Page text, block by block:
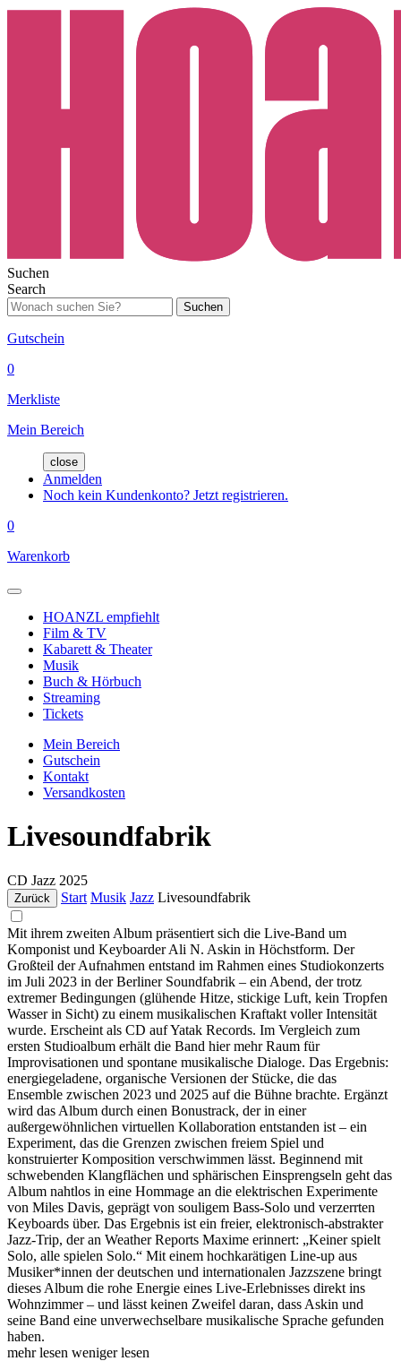
Suchen
Search
Suchen
Gutschein
0
Merkliste
Mein Bereich
close
Anmelden
Noch kein Kundenkonto? Jetzt registrieren.
0
Warenkorb
HOANZL empfiehlt
Film & TV
Kabarett & Theater
Musik
Buch & Hörbuch
Streaming
Tickets
Mein Bereich
Gutschein
Kontakt
Versandkosten
Livesoundfabrik
CD Jazz 2025
Zurück Start Musik Jazz Livesoundfabrik
Mit ihrem zweiten Album präsentiert sich die Live-Band um
Komponist und Keyboarder Ali N. Askin in Höchstform. Der
Großteil der Aufnahmen entstand im Rahmen eines Studiokonzerts
im Juli 2023 in der Berliner Soundfabrik – ein Abend, der trotz
extremer Bedingungen (glühende Hitze, stickige Luft, kein Tropfen
Wasser in Sicht) zu einem musikalischen Kraftakt voller Intensität
wurde. Erscheint als CD auf Yatak Records. Im Vergleich zum
ersten Studioalbum erhält die Band hier mehr Raum für
Improvisationen und spontane musikalische Dialoge. Das Ergebnis:
energiegeladene, organische Versionen der Stücke, die das
Ensemble zwischen 2023 und 2025 auf die Bühne brachte. Ergänzt
wird das Album durch einen Bonustrack, der in einer
außergewöhnlichen virtuellen Kollaboration entstanden ist – ein
Experiment, das die Grenzen zwischen freiem Spiel und
konstruierter Komposition verschwimmen lässt. Beginnend mit
schwebenden Klangflächen und sphärischen Einsprengseln geht das
Album nahtlos in eine Hommage an die elektrischen Experimente
von Miles Davis, geprägt von souligem Bass-Solo und verzerrten
Keyboards über. Das Ergebnis ist ein freier, elektronisch-abstrakter
Jazz-Trip, der an Weather Reports Maxime erinnert: „Keiner spielt
Solo, alle spielen Solo.“ Mit einem hochkarätigen Line-up aus
Musiker*innen der deutschen und internationalen Jazzszene bringt
dieses Album die rohe Energie eines Live-Erlebnisses direkt ins
Wohnzimmer – und lässt keinen Zweifel daran, dass Askin und
seine Band eine unverwechselbare musikalische Sprache gefunden
haben.
mehr lesen weniger lesen